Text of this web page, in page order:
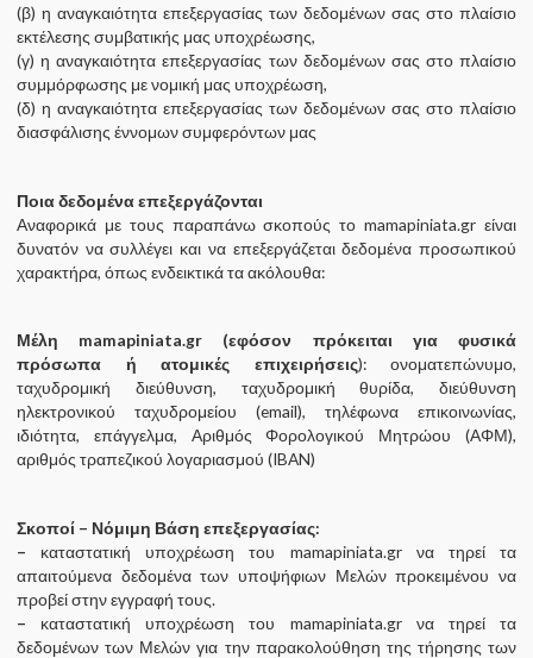
(β) η αναγκαιότητα επεξεργασίας των δεδομένων σας στο πλαίσιο
εκτέλεσης συμβατικής μας υποχρέωσης,
(γ) η αναγκαιότητα επεξεργασίας των δεδομένων σας στο πλαίσιο
συμμόρφωσης με νομική μας υποχρέωση,
(δ) η αναγκαιότητα επεξεργασίας των δεδομένων σας στο πλαίσιο
διασφάλισης έννομων συμφερόντων μας
Ποια δεδομένα επεξεργάζονται
Αναφορικά με τους παραπάνω σκοπούς το mamapiniata.gr είναι
δυνατόν να συλλέγει και να επεξεργάζεται δεδομένα προσωπικού
χαρακτήρα, όπως ενδεικτικά τα ακόλουθα:
Μέλη mamapiniata.gr (εφόσον πρόκειται για φυσικά
πρόσωπα ή ατομικές επιχειρήσεις): ονοματεπώνυμο,
ταχυδρομική διεύθυνση, ταχυδρομική θυρίδα, διεύθυνση
ηλεκτρονικού ταχυδρομείου (email), τηλέφωνα επικοινωνίας,
ιδιότητα, επάγγελμα, Αριθμός Φορολογικού Μητρώου (ΑΦΜ),
αριθμός τραπεζικού λογαριασμού (IBAN)
Σκοποί – Νόμιμη Βάση επεξεργασίας:
– καταστατική υποχρέωση του mamapiniata.gr να τηρεί τα
απαιτούμενα δεδομένα των υποψήφιων Μελών προκειμένου να
προβεί στην εγγραφή τους.
– καταστατική υποχρέωση του mamapiniata.gr να τηρεί τα
δεδομένων των Μελών για την παρακολούθηση της τήρησης των